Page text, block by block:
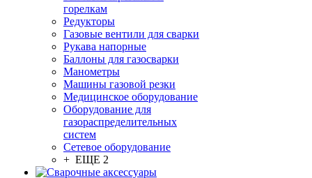
горелкам
Редукторы
Газовые вентили для сварки
Рукава напорные
Баллоны для газосварки
Манометры
Машины газовой резки
Медицинское оборудование
Оборудование для
газораспределительных
систем
Сетевое оборудование
+ ЕЩЕ 2